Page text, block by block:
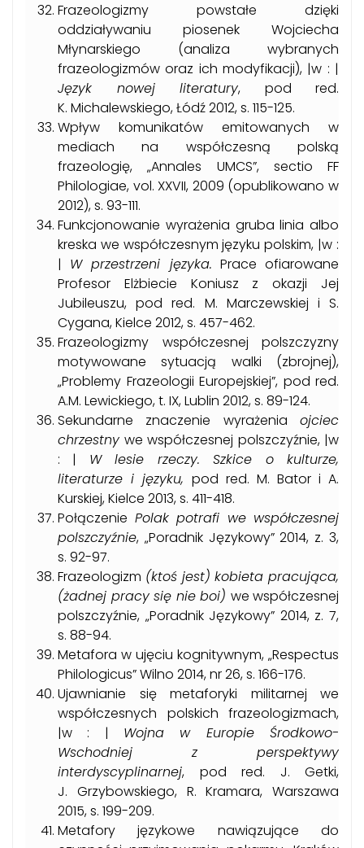
Frazeologizmy powstałe dzięki
oddziaływaniu piosenek Wojciecha
Młynarskiego (analiza wybranych
frazeologizmów oraz ich modyfikacji), |w : |
Język nowej literatury, pod red.
K. Michalewskiego, Łódź 2012, s. 115-125.
Wpływ komunikatów emitowanych w
mediach na współczesną polską
frazeologię, „Annales UMCS”, sectio FF
Philologiae, vol. XXVII, 2009 (opublikowano w
2012), s. 93-111.
Funkcjonowanie wyrażenia gruba linia albo
kreska we współczesnym języku polskim, |w :
| W przestrzeni języka. Prace ofiarowane
Profesor Elżbiecie Koniusz z okazji Jej
Jubileuszu, pod red. M. Marczewskiej i S.
Cygana, Kielce 2012, s. 457-462.
Frazeologizmy współczesnej polszczyzny
motywowane sytuacją walki (zbrojnej),
„Problemy Frazeologii Europejskiej”, pod red.
A.M. Lewickiego, t. IX, Lublin 2012, s. 89-124.
Sekundarne znaczenie wyrażenia ojciec
chrzestny we współczesnej polszczyźnie, |w
: | W lesie rzeczy. Szkice o kulturze,
literaturze i języku, pod red. M. Bator i A.
Kurskiej, Kielce 2013, s. 411-418.
Połączenie Polak potrafi we współczesnej
polszczyźnie, „Poradnik Językowy” 2014, z. 3,
s. 92-97.
Frazeologizm (ktoś jest) kobieta pracująca,
(żadnej pracy się nie boi) we współczesnej
polszczyźnie, „Poradnik Językowy” 2014, z. 7,
s. 88-94.
Metafora w ujęciu kognitywnym, „Respectus
Philologicus” Wilno 2014, nr 26, s. 166-176.
Ujawnianie się metaforyki militarnej we
współczesnych polskich frazeologizmach,
|w : | Wojna w Europie Środkowo-
Wschodniej z perspektywy
interdyscyplinarnej, pod red. J. Getki,
J. Grzybowskiego, R. Kramara, Warszawa
2015, s. 199-209.
Metafory językowe nawiązujące do